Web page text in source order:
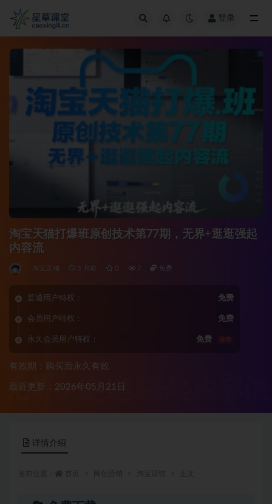
登录
淘宝天猫打爆班原创技术第77期，无界+逛逛强起
内容流
淘宝店铺 3 月前 0 7 免费
普通用户特权： 免费
会员用户特权： 免费
永久会员用户特权： 免费 推荐
有效期：购买后永久有效
最近更新：2026年05月21日
详情介绍